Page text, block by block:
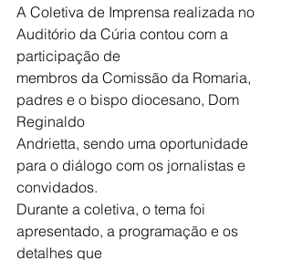
A Coletiva de Imprensa realizada no
Auditório da Cúria contou com a
participação de
membros da Comissão da Romaria,
padres e o bispo diocesano, Dom
Reginaldo
Andrietta, sendo uma oportunidade
para o diálogo com os jornalistas e
convidados.
Durante a coletiva, o tema foi
apresentado, a programação e os
detalhes que